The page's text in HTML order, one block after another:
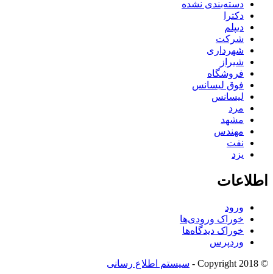
دسته‌بندی نشده
دکترا
دیپلم
شرکت
شهرداری
شیراز
فروشگاه
فوق لیسانس
لیسانس
مرد
مشهد
مهندس
نفت
یزد
اطلاعات
ورود
خوراک ورودی‌ها
خوراک دیدگاه‌ها
وردپرس
© Copyright 2018 - سیستم اطلاع رسانی